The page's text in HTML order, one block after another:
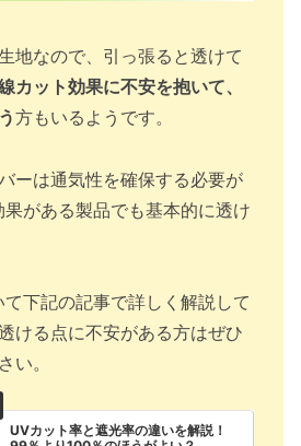
地なので、引っ張ると透けて
カット効果に不安を抱いて、
方もいるようです。
ーは通気性を確保する必要が
がある製品でも基本的に透け
下記の記事で詳しく解説して
ける点に不安がある方はぜひ
い。
UVカット率と遮光率の違いを解説！